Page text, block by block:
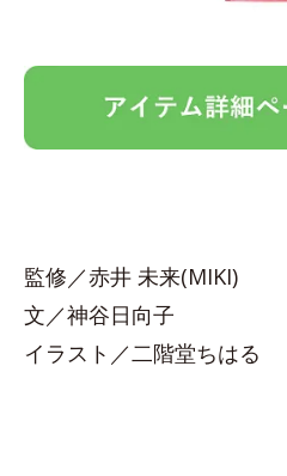
監修／赤井 未来(MIKI)
文／神谷日向子
イラスト／二階堂ちはる